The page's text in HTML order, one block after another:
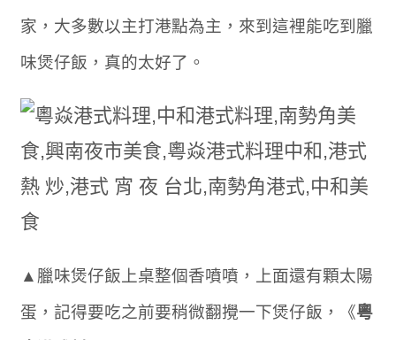
家，大多數以主打港點為主，來到這裡能吃到臘
味煲仔飯，真的太好了。
▲臘味煲仔飯上桌整個香噴噴，上面還有顆太陽
蛋，記得要吃之前要稍微翻攪一下煲仔飯，《粵